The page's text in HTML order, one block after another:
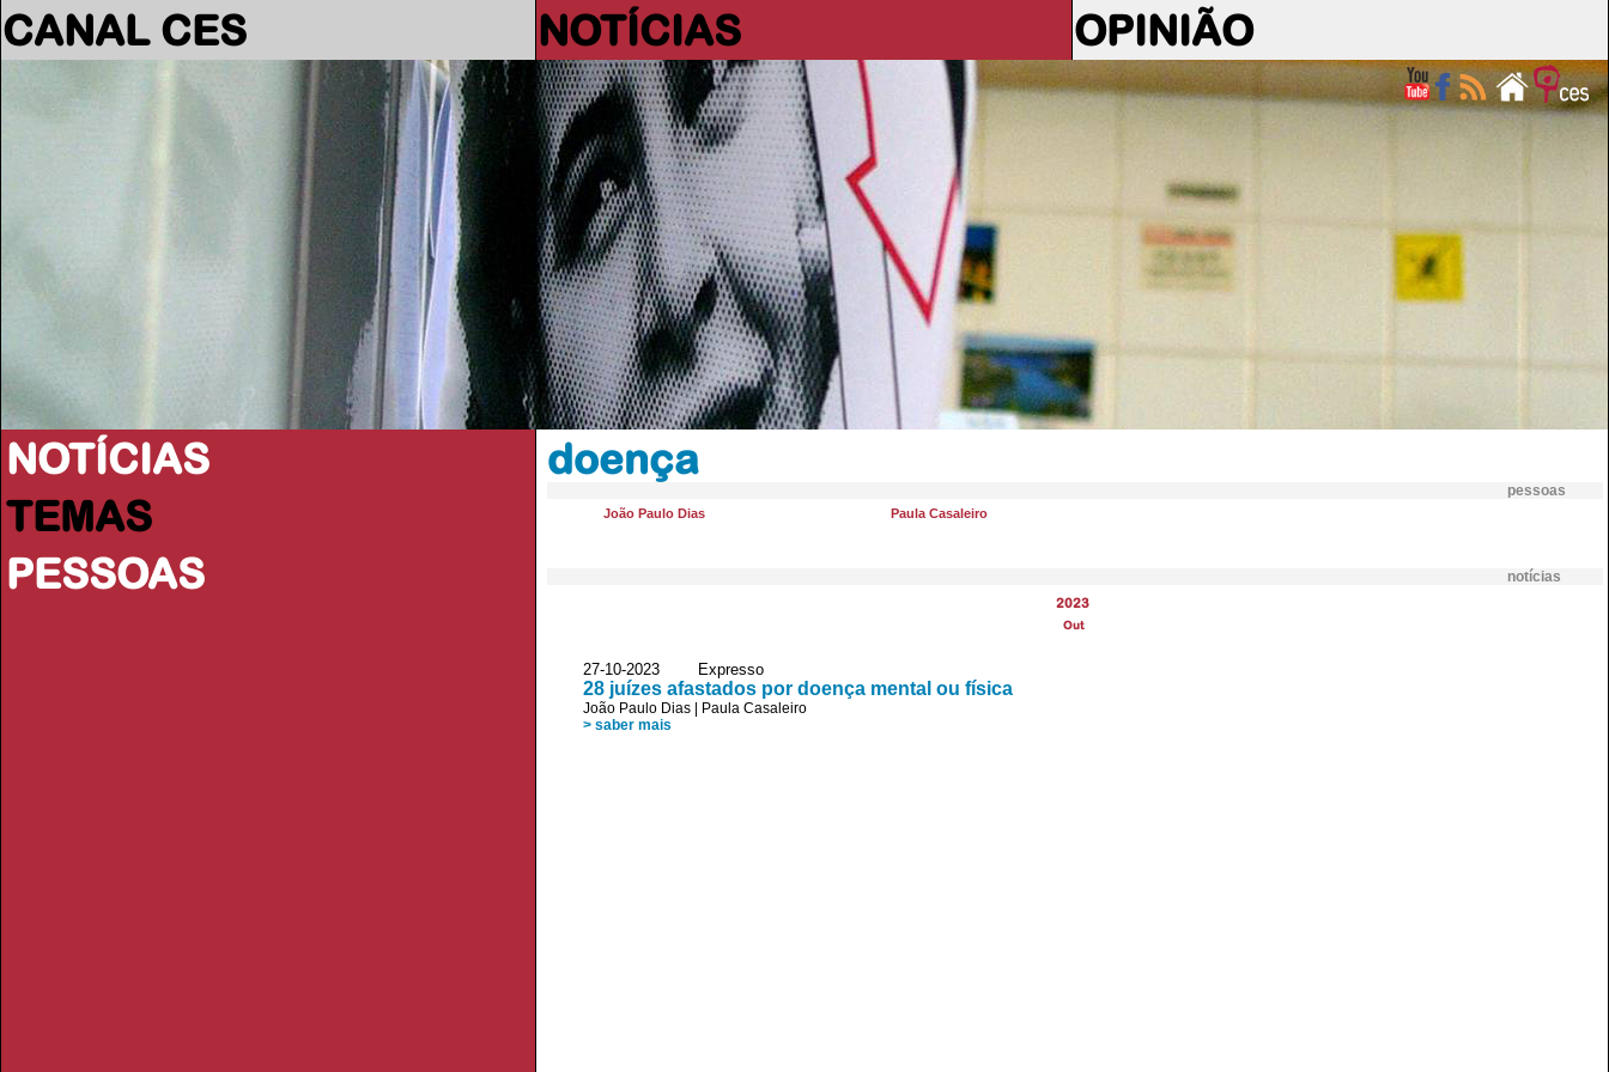
CANAL CES NOTÍCIAS OPINIÃO
NOTÍCIAS
TEMAS
PESSOAS
doença
pessoas
João Paulo Dias Paula Casaleiro
notícias
2023
Out
27-10-2023 Expresso
28 juízes afastados por doença mental ou física
João Paulo Dias
Paula Casaleiro
> saber mais